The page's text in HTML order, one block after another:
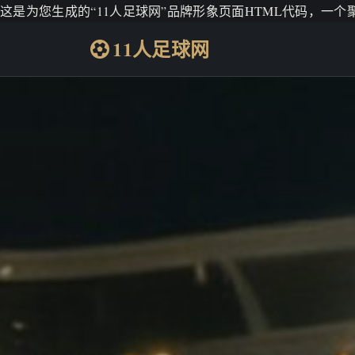
这是为您生成的“11人足球网”品牌形象页面HTML代码，一
11人足球网